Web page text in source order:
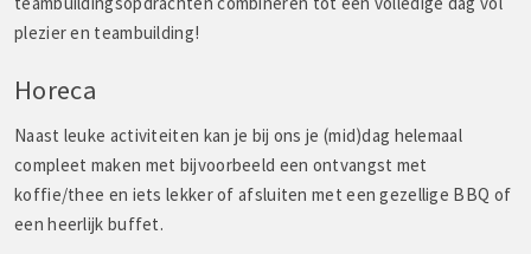
plezier en teambuilding!
Horeca
Naast leuke activiteiten kan je bij ons je (mid)dag helemaal
compleet maken met bijvoorbeeld een ontvangst met
koffie/thee en iets lekker of afsluiten met een gezellige BBQ of
een heerlijk buffet.